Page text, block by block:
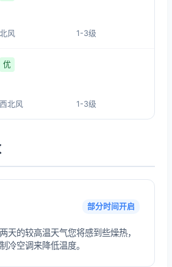
北风 1-3级
优
西北风 1-3级
部分时间开启
天的较高温天气您将感到些燥热，
冷空调来降低温度。